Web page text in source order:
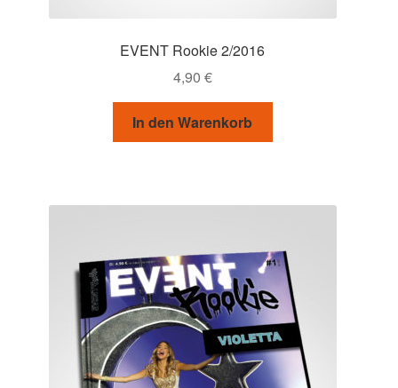
EVENT Rookie 2/2016
4,90 €
In den Warenkorb